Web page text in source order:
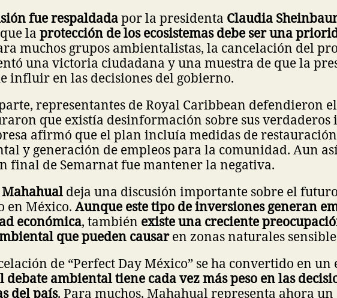
fue respaldadapor la presidenta Claudia
la protección de los ecosistemas debe ser una
muchos grupos ambientalistas, la cancelación del
una victoria ciudadana y una muestra de que la
influir en las decisiones del gobierno.
representantes de Royal Caribbean defendieron
que existía desinformación sobre sus verdaderos
afirmó que el plan incluía medidas de restauración
y generación de empleos para la comunidad. Aun
final de Semarnat fue mantener la negativa.
Mahahualdeja una discusión importante sobre el
en México. Aunque este tipo de inversiones generan
económica, también existe una creciente
que pueden causaren zonas naturales
de “Perfect Day México” se ha convertido en un
l debate ambiental tiene cada vez más peso en las
del país. Para muchos, Mahahual representa ahora